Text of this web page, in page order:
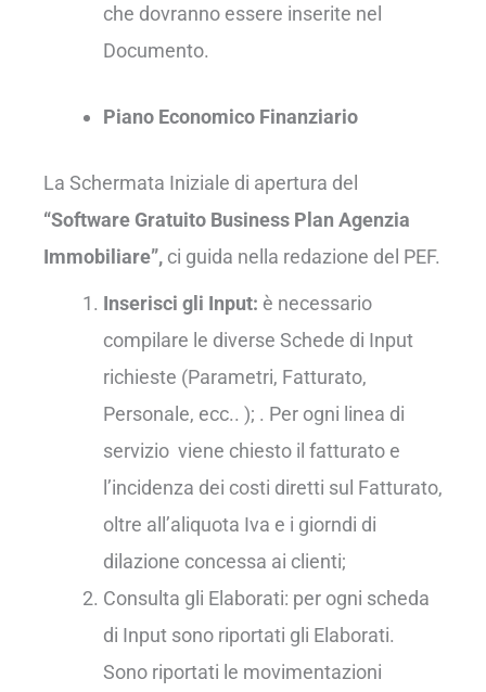
che dovranno essere inserite nel
Documento.
Piano Economico Finanziario
La Schermata Iniziale di apertura del
“Software Gratuito Business Plan Agenzia
Immobiliare”, ci guida nella redazione del PEF.
Inserisci gli Input: è necessario
compilare le diverse Schede di Input
richieste (Parametri, Fatturato,
Personale, ecc.. ); . Per ogni linea di
servizio viene chiesto il fatturato e
l’incidenza dei costi diretti sul Fatturato,
oltre all’aliquota Iva e i giorndi di
dilazione concessa ai clienti;
Consulta gli Elaborati: per ogni scheda
di Input sono riportati gli Elaborati.
Sono riportati le movimentazioni